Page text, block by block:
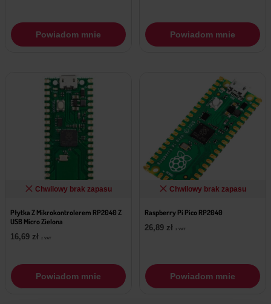
Powiadom mnie Powiadom mnie
Chwilowy brak zapasu
Płytka Z Mikrokontrolerem RP2040 Z
USB Micro Zielona
16,69 zł z VAT
Powiadom mnie
Chwilowy brak zapasu
Raspberry Pi Pico RP2040
26,89 zł z VAT
Powiadom mnie